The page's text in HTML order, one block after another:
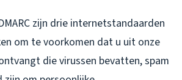
zijn drie internetstandaarden
om te voorkomen dat u uit onze
die virussen bevatten, spam